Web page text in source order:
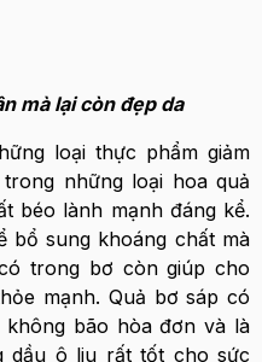
mà lại còn đẹp da
loại thực phẩm giảm
những loại hoa quả
béo lành mạnh đáng kể.
bổ sung khoáng chất mà
trong bơ còn giúp cho
mạnh. Quả bơ sáp có
bão hòa đơn và là
dầu ô liu rất tốt cho sức